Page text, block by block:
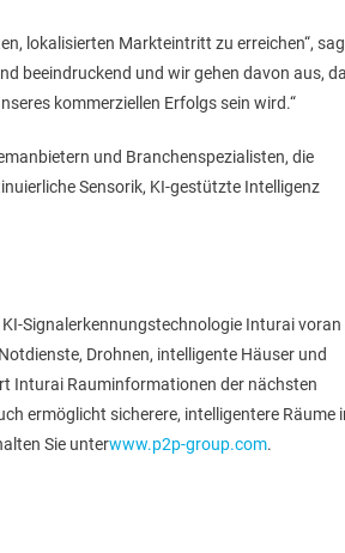
lokalisierten Markteintritt zu erreichen“,
beeindruckend und wir gehen davon aus,
kommerziellen Erfolgs sein wird.“
und Branchenspezialisten, die
Sensorik, KI-gestützte Intelligenz
Signalerkennungstechnologie Inturai voran
Drohnen, intelligente Häuser und
Inturai Rauminformationen der nächsten
ermöglicht sicherere, intelligentere Räume
Sie unterwww.p2p-group.com.